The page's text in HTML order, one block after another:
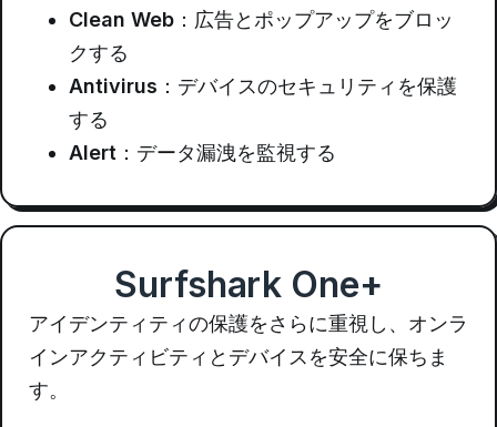
Clean Web：広告とポップアップをブロッ
クする
Antivirus ：デバイスのセキュリティを保護
する
Alert ：データ漏洩を監視する
Surfshark One+
アイデンティティの保護をさらに重視し、オンラ
インアクティビティとデバイスを安全に保ちま
す。